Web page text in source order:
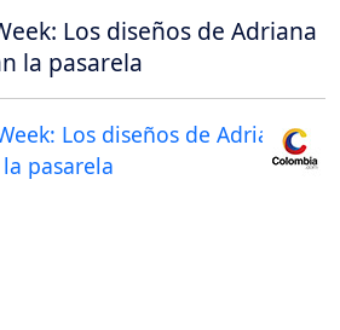
Los diseños de Adriana
la pasarela